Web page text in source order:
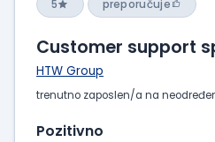
5 preporučuje
Customer support
HTW Group
trenutno zaposlen/a na
Pozitivno